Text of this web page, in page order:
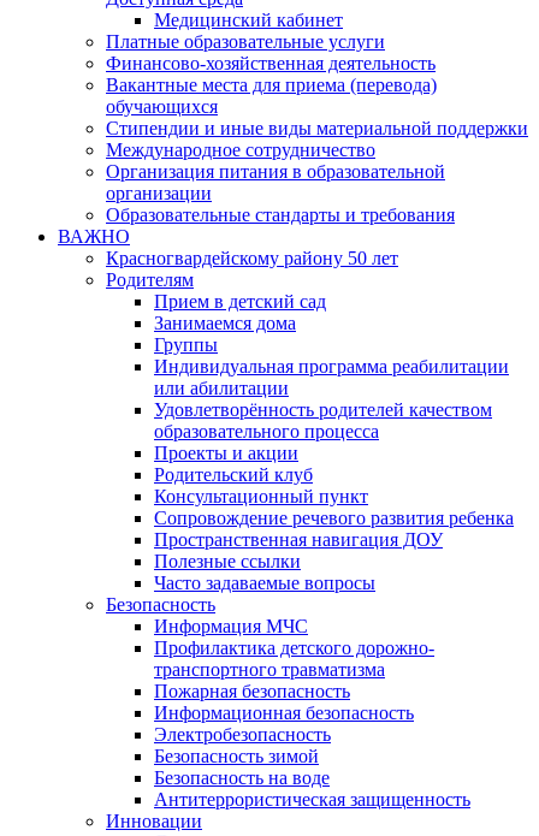
Медицинский кабинет
Платные образовательные услуги
Финансово-хозяйственная деятельность
Вакантные места для приема (перевода)
обучающихся
Стипендии и иные виды материальной поддержки
Международное сотрудничество
Организация питания в образовательной
организации
Образовательные стандарты и требования
ВАЖНО
Красногвардейскому району 50 лет
Родителям
Прием в детский сад
Занимаемся дома
Группы
Индивидуальная программа реабилитации
или абилитации
Удовлетворённость родителей качеством
образовательного процесса
Проекты и акции
Родительский клуб
Консультационный пункт
Сопровождение речевого развития ребенка
Пространственная навигация ДОУ
Полезные ссылки
Часто задаваемые вопросы
Безопасность
Информация МЧС
Профилактика детского дорожно-
транспортного травматизма
Пожарная безопасность
Информационная безопасность
Электробезопасность
Безопасность зимой
Безопасность на воде
Антитеррористическая защищенность
Инновации